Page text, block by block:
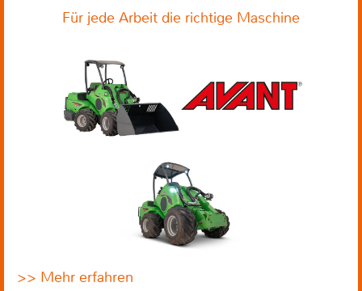
Für jede Arbeit die richtige Maschine
>> Mehr erfahren